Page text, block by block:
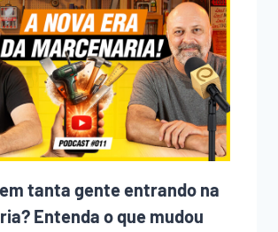
tanta gente entrando na
Entenda o que mudou